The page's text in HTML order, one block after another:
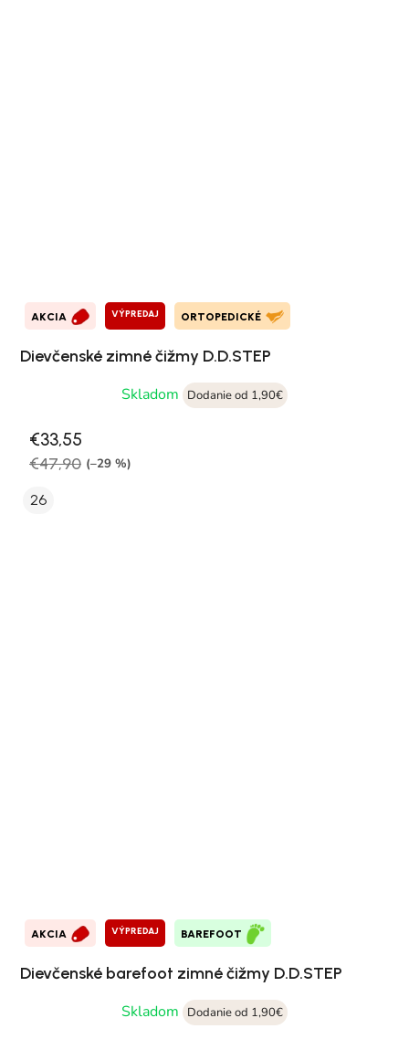
AKCIA VÝPREDAJ ORTOPEDICKÉ
Dievčenské zimné čižmy D.D.STEP
Skladom
Dodanie od 1,90€
€33,55
€47,90 (–29 %)
26
AKCIA VÝPREDAJ BAREFOOT
Dievčenské barefoot zimné čižmy D.D.STEP
Skladom
Dodanie od 1,90€